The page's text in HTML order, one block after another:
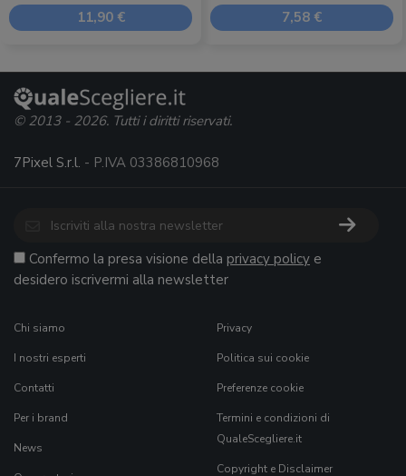
11,90 € 7,58 €
© 2013 - 2026. Tutti i diritti riservati.
7Pixel S.r.l. - P.IVA 03386810968
Confermo la presa visione della privacy policy e
desidero iscrivermi alla newsletter
Chi siamo
I nostri esperti
Contatti
Per i brand
News
Privacy
Politica sui cookie
Preferenze cookie
Termini e condizioni di
QualeScegliere.it
Copyright e Disclaimer